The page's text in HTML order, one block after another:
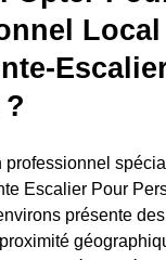
professionnel
Escalier Pour
présente